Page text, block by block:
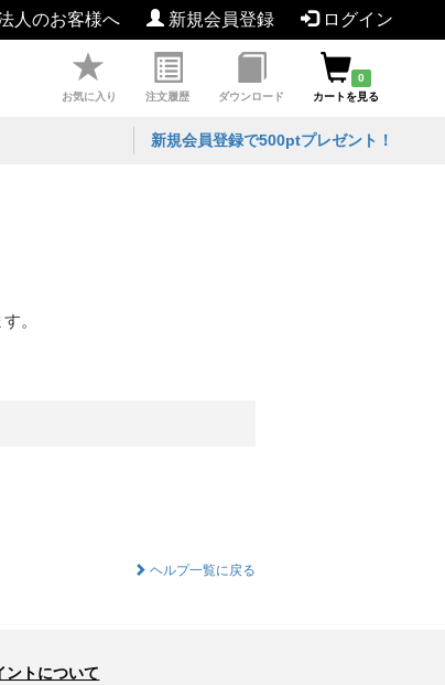
人のお客様へ 新規会員登録 ログイン
お気に入り 注文履歴 ダウンロード
0
カートを見る
新規会員登録で500ptプレゼント！
。
ヘルプ一覧に戻る
ントについて